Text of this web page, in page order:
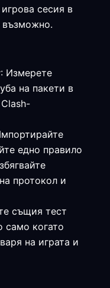
сесия в
: Измерете
на пакети в
едно правило
протокол и
същия тест
само когато
на играта и